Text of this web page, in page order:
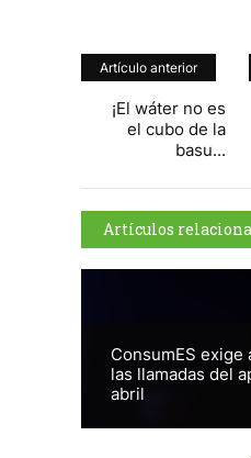
Artículo anterior
¡El wáter no es
el cubo de la
basu...
Artículos
ConsumES exige
las llamadas del
abril